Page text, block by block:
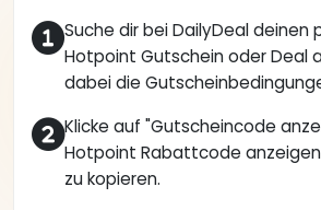
Suche dir bei DailyDeal deinen
Hotpoint Gutschein oder Deal
dabei die
Klicke auf "Gutscheincode
Hotpoint Rabattcode
zu kopieren.